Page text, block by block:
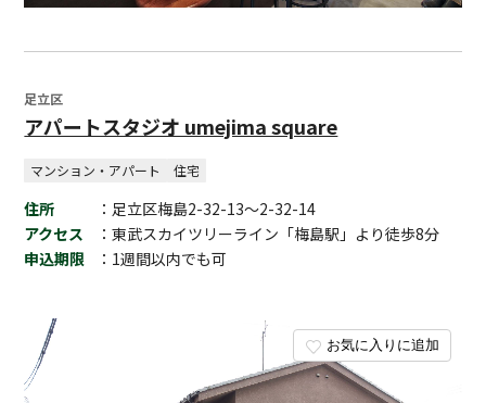
お気に入りに追加
足立区
アパートスタジオ umejima square
マンション・アパート 住宅
住所
：足立区梅島2-32-13～2-32-14
アクセス
：東武スカイツリーライン「梅島駅」より徒歩8分
申込期限
：1週間以内でも可